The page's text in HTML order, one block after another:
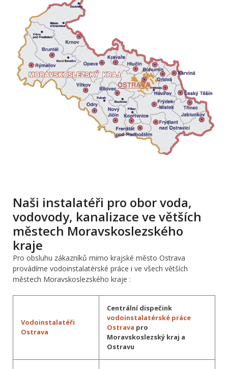
Naši instalatéři pro obor voda,
vodovody, kanalizace ve větších
městech Moravskoslezského
kraje
Pro obsluhu zákazníků mimo krajské město Ostrava
provádíme vodoinstalatérské práce i ve všech větších
městech Moravskoslezského kraje :
Vodoinstalatéři
Ostrava
Centrální dispečink
vodoinstalatérské práce
Ostrava pro
Moravskoslezský kraj a
Ostravu